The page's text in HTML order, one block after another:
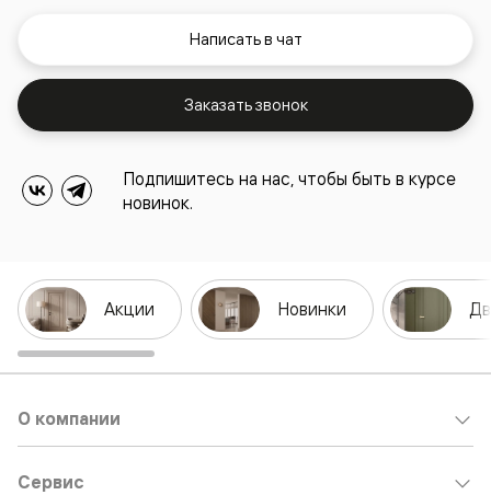
Написать в чат
Заказать звонок
Подпишитесь на нас, чтобы быть в курсе
новинок.
Акции Новинки
О компании
Сервис